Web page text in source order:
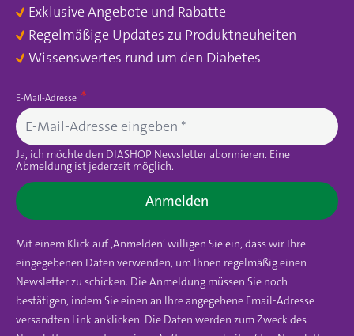
Exklusive Angebote und Rabatte
Regelmäßige Updates zu Produktneuheiten
Wissenswertes rund um den Diabetes
E-Mail-Adresse
Ja, ich möchte den DIASHOP Newsletter abonnieren. Eine
Abmeldung ist jederzeit möglich.
Anmelden
Mit einem Klick auf ‚Anmelden‘ willigen Sie ein, dass wir Ihre
eingegebenen Daten verwenden, um Ihnen regelmäßig einen
Newsletter zu schicken. Die Anmeldung müssen Sie noch
bestätigen, indem Sie einen an Ihre angegebene Email-Adresse
versandten Link anklicken. Die Daten werden zum Zweck des